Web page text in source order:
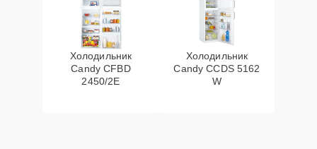
Холодильник
Candy CFBD
2450/2E
Холодильник
Candy CCDS 5162
W